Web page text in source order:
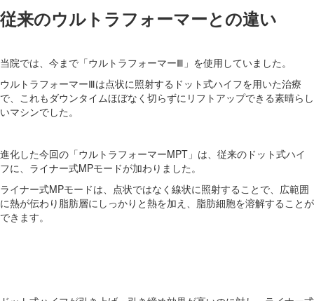
従来のウルトラフォーマーとの違い
当院では、今まで「ウルトラフォーマーⅢ」を使用していました。
ウルトラフォーマーⅢは点状に照射するドット式ハイフを用いた治療
で、これもダウンタイムほぼなく切らずにリフトアップできる素晴らし
いマシンでした。
進化した今回の「ウルトラフォーマーMPT」は、従来のドット式ハイ
フに、ライナー式MPモードが加わりました。
ライナー式MPモードは、点状ではなく線状に照射することで、広範囲
に熱が伝わり脂肪層にしっかりと熱を加え、脂肪細胞を溶解することが
できます。